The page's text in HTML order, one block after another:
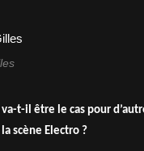
t-il être le cas pour
scène Electro ?